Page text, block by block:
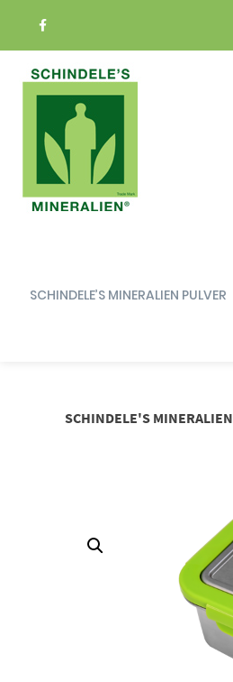
Inhalt
SCHINDELE’S MINERALIEN PULVER
SCHINDELE'S MINERALIEN